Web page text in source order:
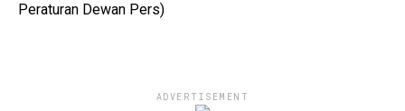
Peraturan Dewan Pers)
ADVERTISEMENT